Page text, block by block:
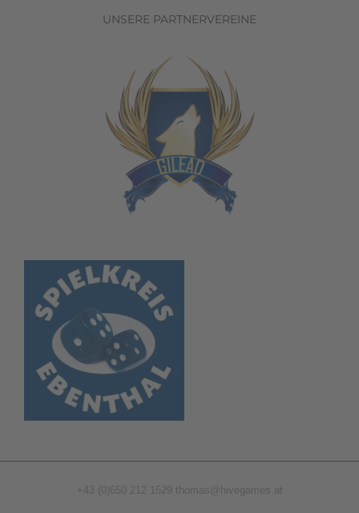
UNSERE PARTNERVEREINE
+43 (0)650 212 1529 thomas@hivegames.at